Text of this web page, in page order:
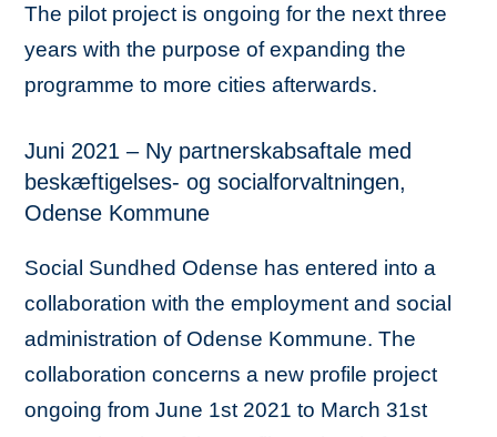
The pilot project is ongoing for the next three
years with the purpose of expanding the
programme to more cities afterwards.
Juni 2021 – Ny partnerskabsaftale med
beskæftigelses- og socialforvaltningen,
Odense Kommune
Social Sundhed Odense has entered into a
collaboration with the employment and social
administration of Odense Kommune. The
collaboration concerns a new profile project
ongoing from June 1st 2021 to March 31st